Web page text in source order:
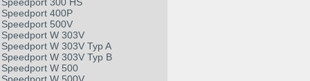
Speedport 300 HS
Speedport 400P
Speedport 500V
Speedport W 303V
Speedport W 303V Typ A
Speedport W 303V Typ B
Speedport W 500